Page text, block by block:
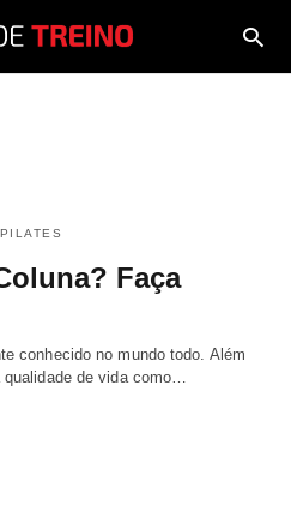
PILATES
Faça
conhecido no mundo todo. Além
qualidade de vida como…